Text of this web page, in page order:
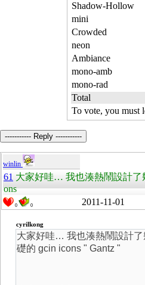
Shadow-Hollow
mini
Crowded
neon
Ambiance
mono-amb
mono-rad
Total
To vote, you must
----------- Reply -----------
winlin
61 大家好哇… 我也湊熱鬧設計了
ons
0 0 2011-11-01
cyrilkong
大家好哇… 我也湊熱鬧設計
礎的 gcin icons " Gantz "